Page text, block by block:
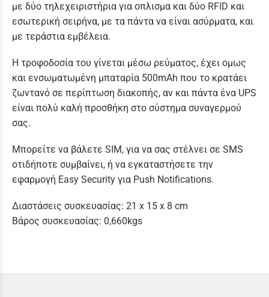
με δύο τηλεχειριστήρια για οπλισμα και δύο RFID και
εσωτερική σειρήνα, με τα πάντα να είναι ασύρματα, και
με τεράστια εμβέλεια.
Η τροφοδοσία του γίνεται μέσω ρεύματος, έχει ομως
και ενσωματωμένη μπαταρία 500mAh που το κρατάει
ζωντανό σε περίπτωση διακοπής, αν και πάντα ένα UPS
είναι πολύ καλή προσθήκη στο σύστημα συναγερμού
σας.
Μπορείτε να βάλετε SIM, για να σας στέλνει σε SMS
οτιδήποτε συμβαίνει, ή να εγκαταστήσετε την
εφαρμογή Easy Security για Push Notifications.
Διαστάσεις συσκευασίας: 21 x 15 x 8 cm
Βάρος συσκευασίας: 0,660kgs